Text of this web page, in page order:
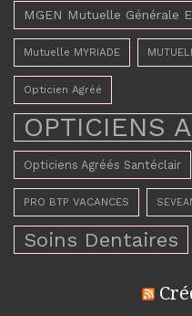
MGEN Mutuelle Générale
Mutuelle MYRIADE
Opticien Agréé
OPTICIENS
Opticiens Agréés Santéclair
PRO BTP VACANCES
Soins Dentaires